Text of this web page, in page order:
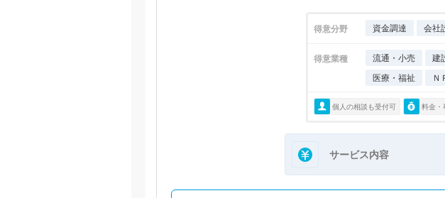
得意分野 資金調達 会社
得意業種 流通・小売
建
医療・福祉
Ｎ
個人の相談も受付可 料金・
サービス内容